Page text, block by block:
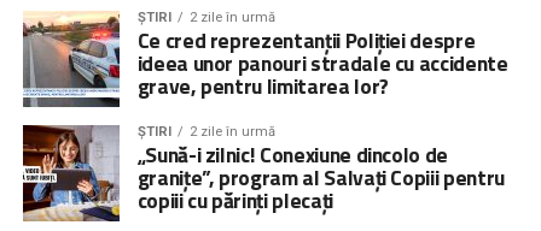
ȘTIRI 2 zile în urmă
Ce cred reprezentanții Poliției despre
ideea unor panouri stradale cu accidente
grave, pentru limitarea lor?
ȘTIRI 2 zile în urmă
„Sună-i zilnic! Conexiune dincolo de
granițe”, program al Salvați Copiii pentru
copiii cu părinți plecați